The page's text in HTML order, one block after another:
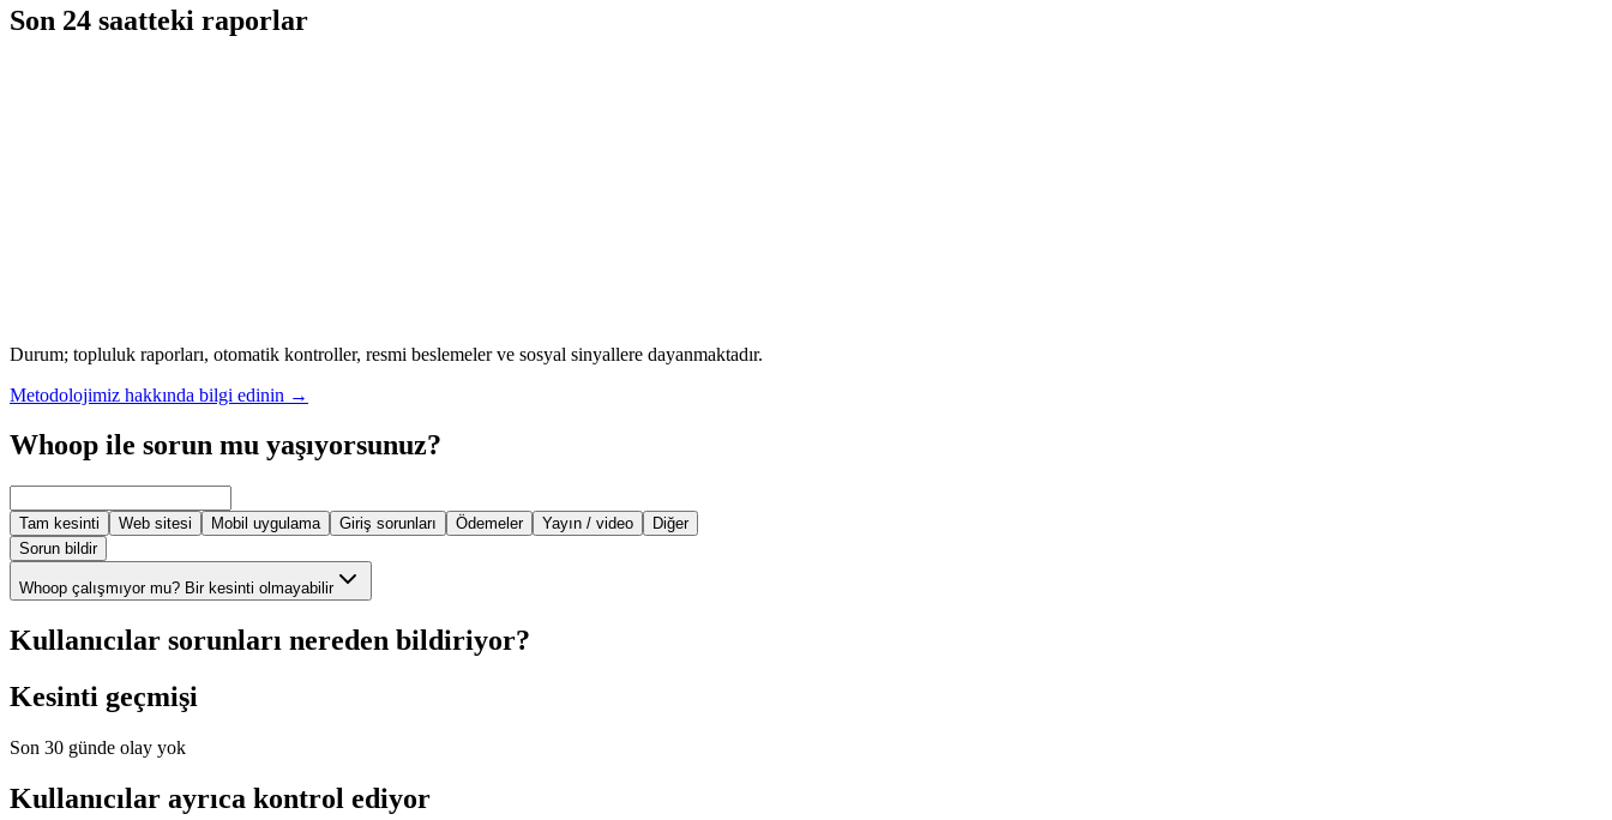
Son 24 saatteki raporlar
Durum; topluluk raporları, otomatik kontroller, resmi beslemeler ve sosyal sinyallere dayanmaktadır.
Metodolojimiz hakkında bilgi edinin →
Whoop ile sorun mu yaşıyorsunuz?
Tam kesinti Web sitesi Mobil uygulama Giriş sorunları Ödemeler Yayın / video
Diğer
Sorun bildir
Whoop çalışmıyor mu? Bir kesinti olmayabilir
Kullanıcılar sorunları nereden bildiriyor?
Kesinti geçmişi
Son 30 günde olay yok
Kullanıcılar ayrıca kontrol ediyor